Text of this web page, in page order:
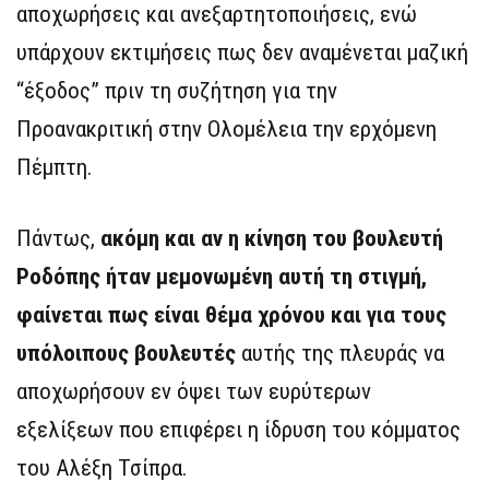
αποχωρήσεις και ανεξαρτητοποιήσεις, ενώ
υπάρχουν εκτιμήσεις πως δεν αναμένεται μαζική
“έξοδος” πριν τη συζήτηση για την
Προανακριτική στην Ολομέλεια την ερχόμενη
Πέμπτη.
Πάντως, ακόμη και αν η κίνηση του βουλευτή
Ροδόπης ήταν μεμονωμένη αυτή τη στιγμή,
φαίνεται πως είναι θέμα χρόνου και για τους
υπόλοιπους βουλευτές αυτής της πλευράς να
αποχωρήσουν εν όψει των ευρύτερων
εξελίξεων που επιφέρει η ίδρυση του κόμματος
του Αλέξη Τσίπρα.